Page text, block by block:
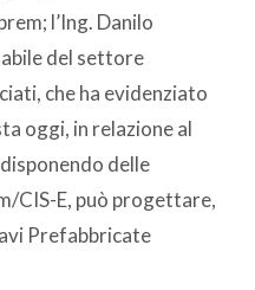
l’Ing. Danilo
del settore
che ha evidenziato
oggi, in relazione al
delle
CIS-E, può progettare,
Prefabbricate